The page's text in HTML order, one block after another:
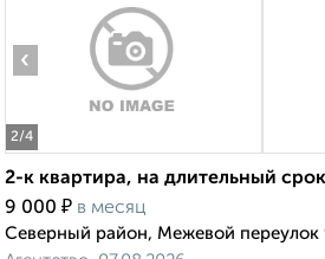
2/4
‹
2-к квартира, на длительный
9 000 ₽ в месяц
Северный район, Межевой переулок